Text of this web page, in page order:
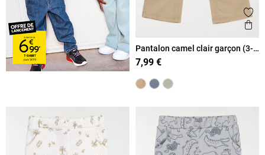
Pantalon camel clair garçon (3-
36M)
7,99 €